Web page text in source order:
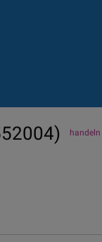
handeln